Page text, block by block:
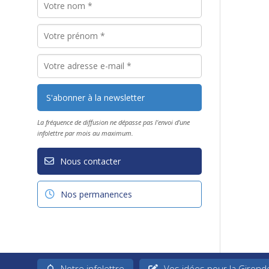
La fréquence de diffusion ne dépasse pas l'envoi d'une
infolettre par mois au maximum.
Nous contacter
Nos permanences